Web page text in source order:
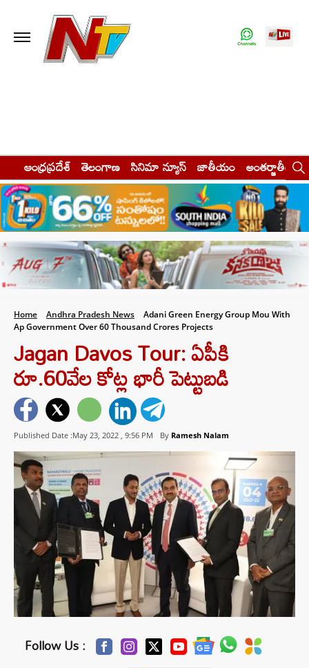
ఆంధ్రప్రదేశ్ తెలంగాణ సినిమా న్యూస్ జాతీయం అంతర్జాతీయం
Home Andhra Pradesh News
Adani Green Energy Group Mou With
Ap Government Over 60 Thousand Crores Projects
Jagan Davos Tour: ఏపీకి
రూ.60వేల కోట్ల భారీ పెట్టుబడి
Published Date :May 23, 2022 , 9:56 PM By Ramesh Nalam
Follow Us :